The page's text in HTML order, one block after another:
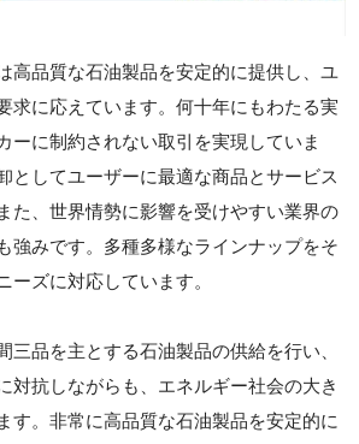
高品質な石油製品を安定的に提供し、ユ
求に応えています。何十年にもわたる実
ーに制約されない取引を実現していま
としてユーザーに最適な商品とサービス
た、世界情勢に影響を受けやすい業界の
強みです。多種多様なラインナップをそ
ーズに対応しています。
三品を主とする石油製品の供給を行い、
対抗しながらも、エネルギー社会の大き
す。非常に高品質な石油製品を安定的に